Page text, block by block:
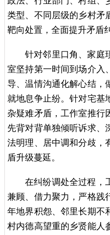
类型、不同层级的乡村矛
靶向处置，全面提升矛盾
针对邻里口角、家庭
室坚持第一时间到场介入
导、温情沟通化解心结，
就地息争止纷。针对宅基
杂疑难矛盾，工作室推行
先背对背单独倾听诉求、
法明理、居中调和分歧，
盾升级蔓延。
在纠纷调处全过程，
兼顾、借力聚力，严格践
年地界积怨、邻里长期不
村内德高望重的乡贤能人